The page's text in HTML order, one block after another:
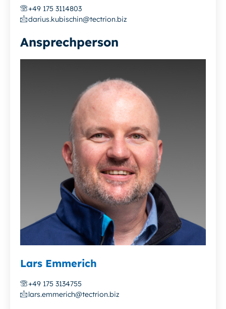
+49 175 3114803
darius.kubischin@tectrion.biz
Ansprechperson
Lars Emmerich
+49 175 3134755
lars.emmerich@tectrion.biz